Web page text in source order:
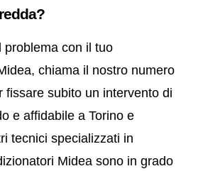
problema con il tuo
chiama il nostro numero
fissare subito un intervento di
e affidabile a Torino e
tecnici specializzati in
Midea sono in grado